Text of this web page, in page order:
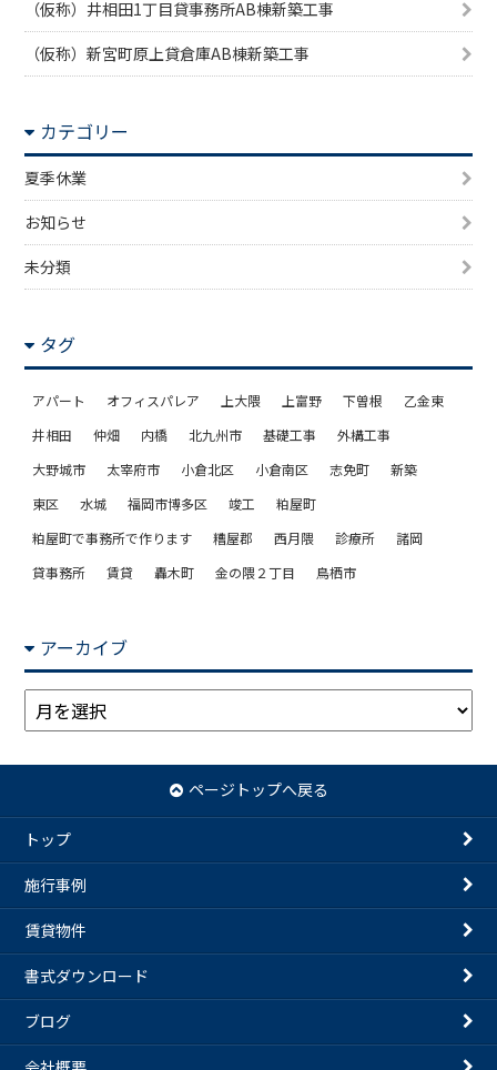
（仮称）井相田1丁目貸事務所AB棟新築工事
（仮称）新宮町原上貸倉庫AB棟新築工事
カテゴリー
夏季休業
お知らせ
未分類
タグ
アパート オフィスパレア 上大隈 上富野 下曽根
乙金東
井相田
仲畑 内橋 北九州市 基礎工事
外構工事
大野城市
太宰府市 小倉北区 小倉南区 志免町
新築
東区
水城 福岡市博多区 竣工
粕屋町
粕屋町で事務所で作ります
糟屋郡 西月隈 診療所
諸岡
貸事務所
賃貸 轟木町 金の隈２丁目 鳥栖市
アーカイブ
ア
ー
ブ
ページトップへ戻る
トップ
施行事例
賃貸物件
書式ダウンロード
ブログ